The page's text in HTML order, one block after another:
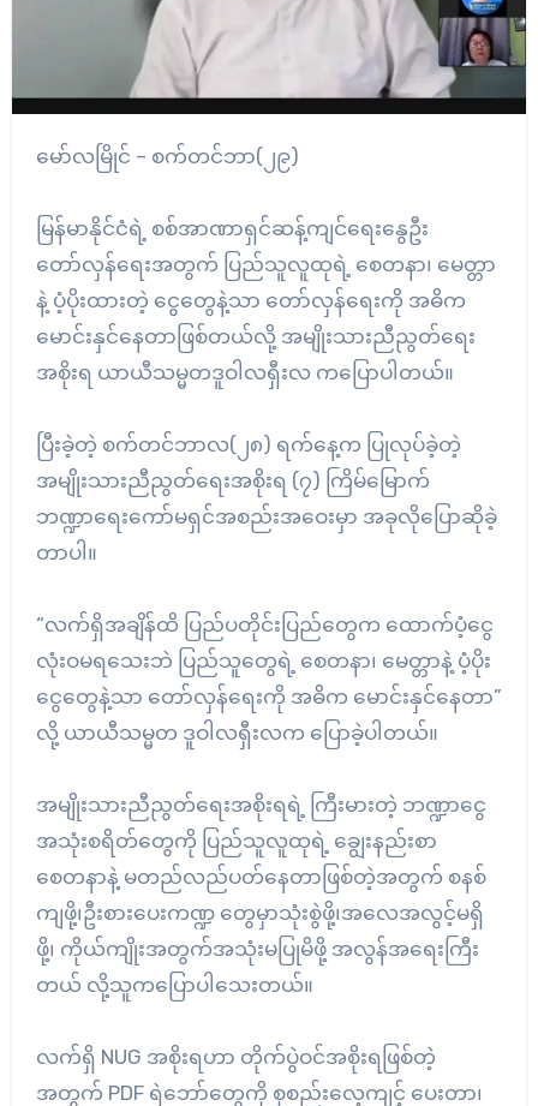
မော်လမြိုင် – စက်တင်ဘာ(၂၉)
မြန်မာနိုင်ငံရဲ့ စစ်အာဏာရှင်ဆန့်ကျင်ရေးနွေဦး
တော်လှန်ရေးအတွက် ပြည်သူလူထုရဲ့ စေတနာ၊ မေတ္တာ
နဲ့ ပံ့ပိုးထားတဲ့ ငွေတွေနဲ့သာ တော်လှန်ရေးကို အဓိက
မောင်းနှင်နေတာဖြစ်တယ်လို့ အမျိုးသားညီညွတ်ရေး
အစိုးရ ယာယီသမ္မတဒူဝါလရှီးလ ကပြောပါတယ်။
ပြီးခဲ့တဲ့ စက်တင်ဘာလ(၂၈) ရက်နေ့က ပြုလုပ်ခဲ့တဲ့
အမျိုးသားညီညွတ်ရေးအစိုးရ (၇) ကြိမ်မြောက်
ဘဏ္ဍာရေးကော်မရှင်အစည်းအဝေးမှာ အခုလိုပြောဆိုခဲ့
တာပါ။
“လက်ရှိအချိန်ထိ ပြည်ပတိုင်းပြည်တွေက ထောက်ပံ့ငွေ
လုံးဝမရသေးဘဲ ပြည်သူတွေရဲ့ စေတနာ၊ မေတ္တာနဲ့ ပံ့ပိုး
ငွေတွေနဲ့သာ တော်လှန်ရေးကို အဓိက မောင်းနှင်နေတာ”
လို့ ယာယီသမ္မတ ဒူဝါလရှီးလက ပြောခဲ့ပါတယ်။
အမျိုးသားညီညွတ်ရေးအစိုးရရဲ့ ကြီးမားတဲ့ ဘဏ္ဍာငွေ
အသုံးစရိတ်တွေကို ပြည်သူလူထုရဲ့ ချွေးနည်းစာ
စေတနာနဲ့ မတည်လည်ပတ်နေတာဖြစ်တဲ့အတွက် စနစ်
ကျဖို့၊ဦးစားပေးကဏ္ဍ တွေမှာသုံးစွဲဖို့၊အလေအလွင့်မရှိ
ဖို့၊ ကိုယ်ကျိုးအတွက်အသုံးမပြုမိဖို့ အလွန်အရေးကြီး
တယ် လို့သူကပြောပါသေးတယ်။
လက်ရှိ NUG အစိုးရဟာ တိုက်ပွဲဝင်အစိုးရဖြစ်တဲ့
အတွက် PDF ရဲဘော်တွေကို စုစည်းလေ့ကျင့် ပေးတာ၊